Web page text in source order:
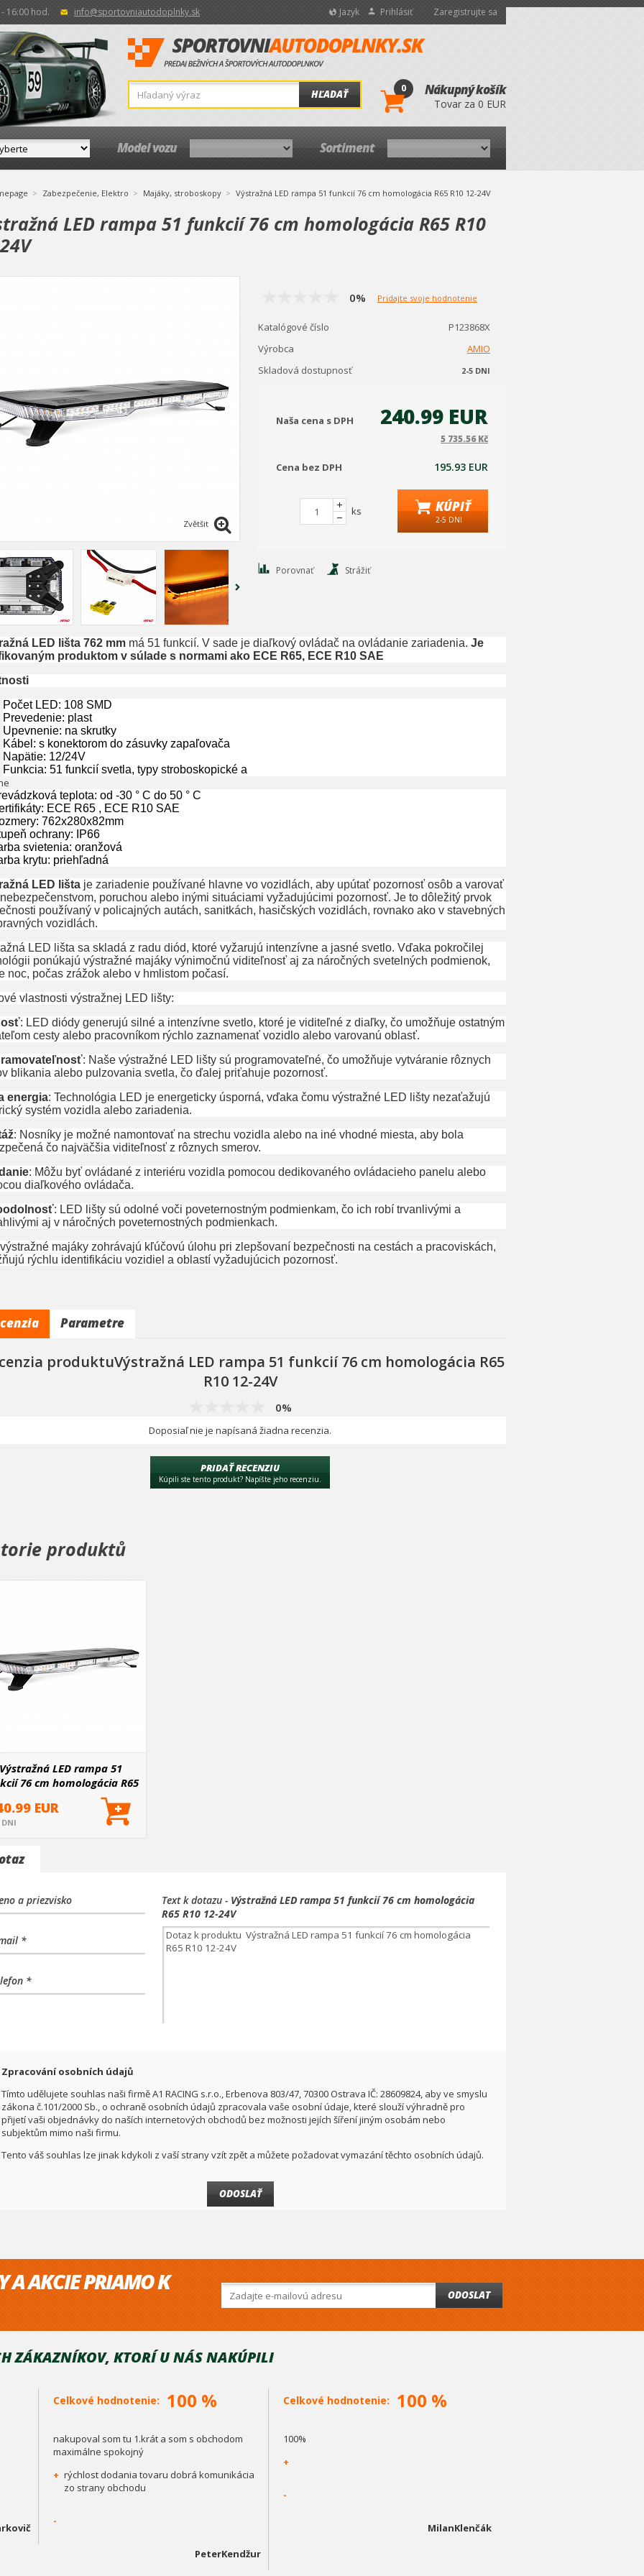
16:00 hod. info@sportovniautodoplnky.sk Jazyk Prihlásiť Zaregistrujte sa
HĽADAŤ 0 Nákupný košík
Tovar za 0 EUR
Model vozu Sortiment
Zabezpečenie, Elektro Majáky, stroboskopy Výstražná LED rampa 51 funkcií 76 cm homologácia R65 R10 12-24V
LED rampa 51 funkcií 76 cm homologácia R65 R10
Zvětšit
0% Pridajte svoje hodnotenie
Katalógové číslo
P123868X
Výrobca
AMIO
Skladová dostupnosť
2-5 DNI
Naša cena s DPH 240.99 EUR
5 735.56 Kč
Cena bez DPH 195.93 EUR
ks KÚPIŤ
2-5 DNI
Porovnať Strážiť
LED lišta 762 mm má 51 funkcií. V sade je diaľkový ovládač na ovládanie zariadenia. Je
produktom v súlade s normami ako ECE R65, ECE R10 SAE
Počet LED: 108 SMD
Prevedenie: plast
Upevnenie: na skrutky
Kábel: s konektorom do zásuvky zapaľovača
Napätie: 12/24V
Funkcia: 51 funkcií svetla, typy stroboskopické a
teplota: od -30 ° C do 50 ° C
ECE R65 , ECE R10 SAE
762x280x82mm
ochrany: IP66
svietenia: oranžová
krytu: priehľadná
LED lišta je zariadenie používané hlavne vo vozidlách, aby upútať pozornosť osôb a varovať
poruchou alebo inými situáciami vyžadujúcimi pozornosť. Je to dôležitý prvok
používaný v policajných autách, sanitkách, hasičských vozidlách, rovnako ako v stavebných
vozidlách.
LED lišta sa skladá z radu diód, ktoré vyžarujú intenzívne a jasné svetlo. Vďaka pokročilej
ponúkajú výstražné majáky výnimočnú viditeľnosť aj za náročných svetelných podmienok,
noc, počas zrážok alebo v hmlistom počasí.
vlastnosti výstražnej LED lišty:
: LED diódy generujú silné a intenzívne svetlo, ktoré je viditeľné z diaľky, čo umožňuje ostatným
cesty alebo pracovníkom rýchlo zaznamenať vozidlo alebo varovanú oblasť.
: Naše výstražné LED lišty sú programovateľné, čo umožňuje vytváranie rôznych
blikania alebo pulzovania svetla, čo ďalej priťahuje pozornosť.
energia: Technológia LED je energeticky úsporná, vďaka čomu výstražné LED lišty nezaťažujú
systém vozidla alebo zariadenia.
: Nosníky je možné namontovať na strechu vozidla alebo na iné vhodné miesta, aby bola
čo najväčšia viditeľnosť z rôznych smerov.
: Môžu byť ovládané z interiéru vozidla pomocou dedikovaného ovládacieho panelu alebo
diaľkového ovládača.
: LED lišty sú odolné voči poveternostným podmienkam, čo ich robí trvanlivými a
aj v náročných poveternostných podmienkach.
majáky zohrávajú kľúčovú úlohu pri zlepšovaní bezpečnosti na cestách a pracoviskách,
rýchlu identifikáciu vozidiel a oblastí vyžadujúcich pozornosť.
Parametre
produktuVýstražná LED rampa 51 funkcií 76 cm homologácia R65
R10 12-24V
0%
Doposiaľ nie je napísaná žiadna recenzia.
PRIDAŤ RECENZIU
Kúpili ste tento produkt? Napíšte jeho recenziu.
produktů
Výstražná LED rampa 51
76 cm homologácia R65
EUR
DNI
a priezvisko
*
*
Text k dotazu - Výstražná LED rampa 51 funkcií 76 cm homologácia
R65 R10 12-24V
Zpracování osobních údajů
Tímto udělujete souhlas naši firmě A1 RACING s.r.o., Erbenova 803/47, 70300 Ostrava IČ: 28609824, aby ve smyslu
zákona č.101/2000 Sb., o ochraně osobních údajů zpracovala vaše osobní údaje, které slouží výhradně pro
přijetí vaši objednávky do naších internetových obchodů bez možnosti jejích šíření jiným osobám nebo
subjektům mimo naši firmu.
Tento váš souhlas lze jinak kdykoli z vaší strany vzít zpět a můžete požadovat vymazání těchto osobních údajů.
A AKCIE PRIAMO K
ODOSLAT
ZÁKAZNÍKOV, KTORÍ U NÁS NAKÚPILI
Celkové hodnotenie: 100 %
nakupoval som tu 1.krát a som s obchodom
maximálne spokojný
+ rýchlost dodania tovaru dobrá komunikácia
zo strany obchodu
-
PeterKendžur
Celkové hodnotenie: 100 %
100%
+
-
MilanKlenčák